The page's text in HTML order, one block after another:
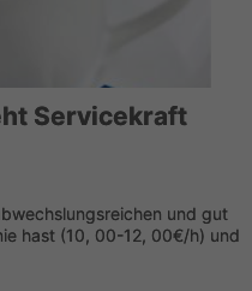
Servicekraft
und gut
hast (10, 00-12, 00€/h) und